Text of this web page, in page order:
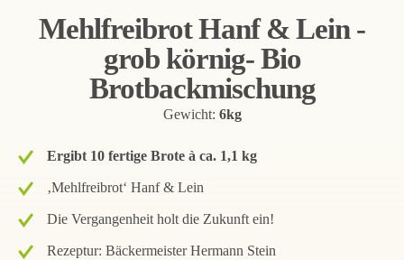
Mehlfreibrot Hanf & Lein -
grob körnig- Bio
Brotbackmischung
Gewicht: 6kg
Ergibt 10 fertige Brote à ca. 1,1 kg
‚Mehlfreibrot‘ Hanf & Lein
Die Vergangenheit holt die Zukunft ein!
Rezeptur: Bäckermeister Hermann Stein